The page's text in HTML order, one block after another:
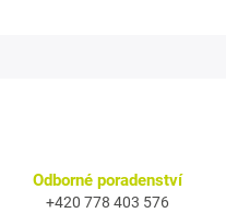
Odborné poradenství
+420 778 403 576